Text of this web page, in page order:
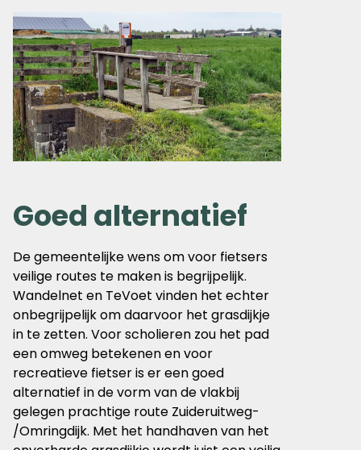
Goed alternatief
De gemeentelijke wens om voor fietsers
veilige routes te maken is begrijpelijk.
Wandelnet en TeVoet vinden het echter
onbegrijpelijk om daarvoor het grasdijkje
in te zetten. Voor scholieren zou het pad
een omweg betekenen en voor
recreatieve fietser is er een goed
alternatief in de vorm van de vlakbij
gelegen prachtige route Zuideruitweg-
/Omringdijk. Met het handhaven van het